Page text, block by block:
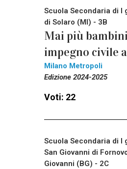
Scuola Secondaria di I
di Solaro (MI) - 3B
Mai più
impegno civile
Milano Metropoli
Edizione 2024-2025
Voti: 22
Scuola Secondaria di I
San Giovanni di
Giovanni (BG) - 2C